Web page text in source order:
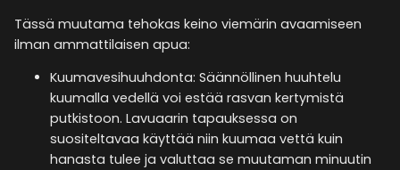
Tässä muutama tehokas keino viemärin avaamiseen
ilman ammattilaisen apua:
Kuumavesihuuhdonta: Säännöllinen huuhtelu
kuumalla vedellä voi estää rasvan kertymistä
putkistoon. Lavuaarin tapauksessa on
suositeltavaa käyttää niin kuumaa vettä kuin
hanasta tulee ja valuttaa se muutaman minuutin